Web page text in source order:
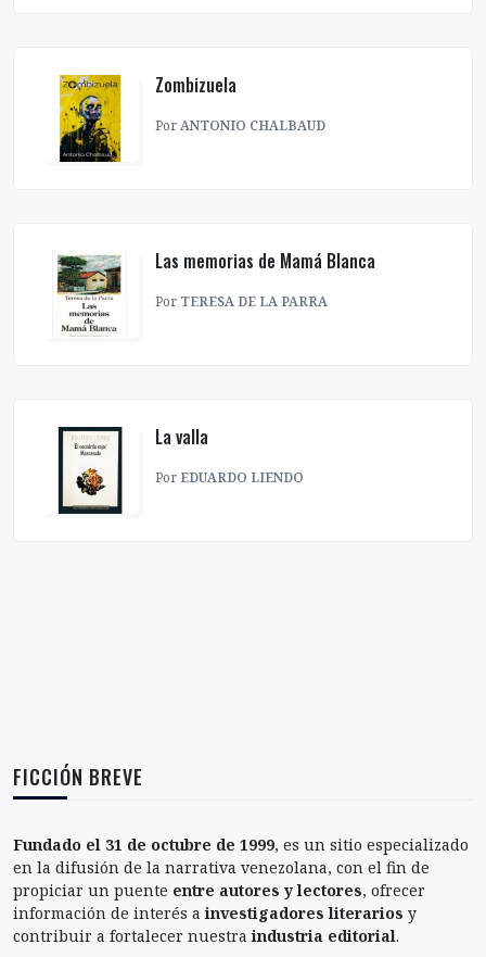
Zombizuela
PorANTONIO CHALBAUD
Las memorias de Mamá Blanca
Por TERESA DE LA PARRA
La valla
Por EDUARDO LIENDO
FICCIÓN BREVE
Fundado el 31 de octubre de 1999, es un sitio especializado
en la difusión de la narrativa venezolana, con el fin de
propiciar un puente entre autores y lectores, ofrecer
información de interés ainvestigadores literarios y
contribuir a fortalecer nuestraindustria editorial.